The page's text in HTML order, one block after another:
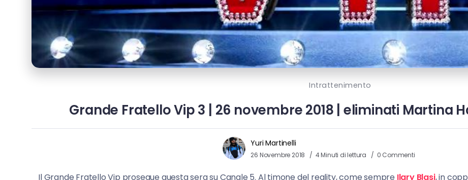
Intrattenimento
Grande Fratello Vip 3 | 26 novembre 2018 | eliminati Martina
Yuri Martinelli
26 Novembre 2018 4 Minuti di lettura 0 Commenti
Il Grande Fratello Vip prosegue questa sera su Canale 5. Al timone del reality, come sempre Ilary Blasi, in